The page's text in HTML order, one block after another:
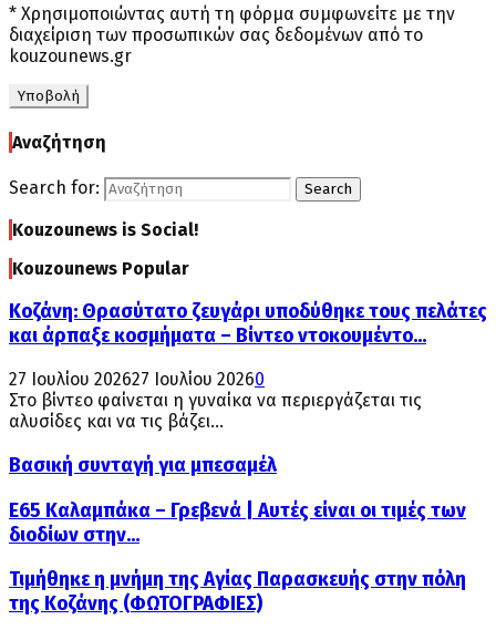
* Χρησιμοποιώντας αυτή τη φόρμα συμφωνείτε με την
διαχείριση των προσωπικών σας δεδομένων από το
kouzounews.gr
Αναζήτηση
Search for: Search
Kouzounews is Social!
Kouzounews Popular
Κοζάνη: Θρασύτατο ζευγάρι υποδύθηκε τους πελάτες
και άρπαξε κοσμήματα – Βίντεο ντοκουμέντο...
27 Ιουλίου 202627 Ιουλίου 20260
Στο βίντεο φαίνεται η γυναίκα να περιεργάζεται τις
αλυσίδες και να τις βάζει...
Βασική συνταγή για μπεσαμέλ
Ε65 Καλαμπάκα – Γρεβενά | Αυτές είναι οι τιμές των
διοδίων στην...
Τιμήθηκε η μνήμη της Αγίας Παρασκευής στην πόλη
της Κοζάνης (ΦΩΤΟΓΡΑΦΙΕΣ)